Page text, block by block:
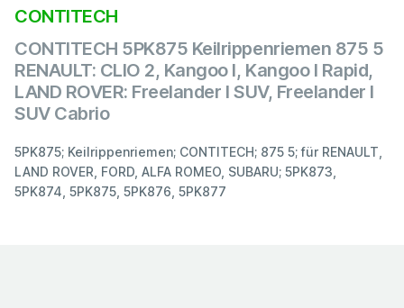
CONTITECH
CONTITECH 5PK875 Keilrippenriemen 875 5
RENAULT: CLIO 2, Kangoo I, Kangoo I Rapid,
LAND ROVER: Freelander I SUV, Freelander I
SUV Cabrio
5PK875; Keilrippenriemen; CONTITECH; 875 5; für RENAULT,
LAND ROVER, FORD, ALFA ROMEO, SUBARU; 5PK873,
5PK874, 5PK875, 5PK876, 5PK877